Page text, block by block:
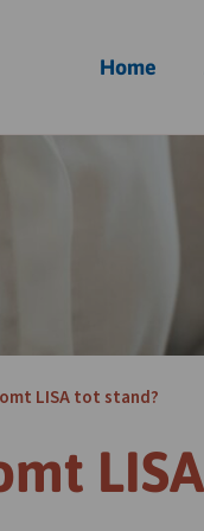
Home
LISA tot stand?